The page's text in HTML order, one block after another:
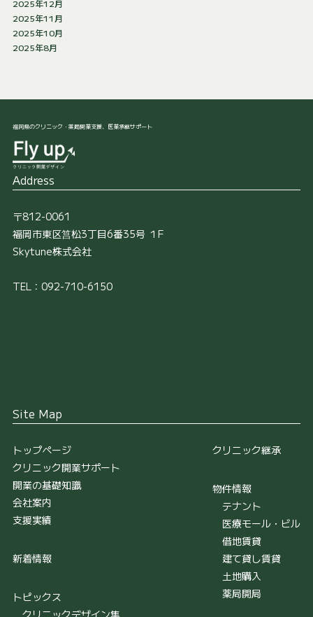
2025年12月
2025年11月
2025年10月
2025年8月
福岡県のクリニック・薬局開業支援、医業承継サポート
Address
〒812-0061
福岡市東区筥松3丁目6番35号 １F
Skytune株式会社
TEL：092-710-6150
Site Map
トップページ
クリニック開業サポート
開業の基礎知識
会社案内
支援実績
新着情報
トピックス
クリニックデザイン集
クリニック継承
物件情報
テナント
医療モール・ビル
借地賃貸
建て貸し賃貸
土地購入
薬局開局